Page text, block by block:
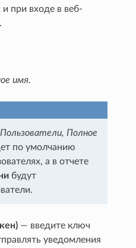
при входе в веб-
имя.
Пользователи, Полное
по умолчанию
а в отчете
будут
— введите ключ
уведомления